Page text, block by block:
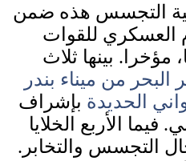
التجسس هذه ضمن
العسكري للقوات
مؤخرا. بينها ثلاث
من ميناء بندر
الحديدة بإشراف
فيما الأربع الخلايا
التجسس والتخابر.